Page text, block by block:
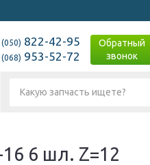
(050) 822-42-95
(068) 953-52-72
Обратный
звонок
6 шл. Z=12